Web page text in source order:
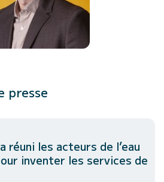
presse
réuni les acteurs de l’eau
inventer les services de